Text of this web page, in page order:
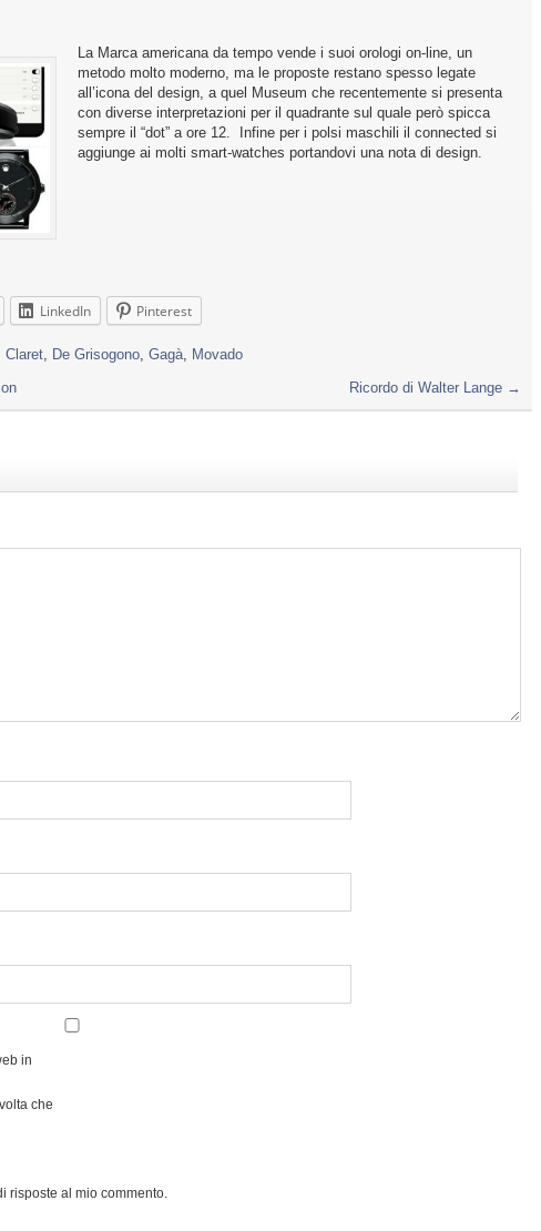
La Marca americana da tempo vende i suoi orologi on-line, un
metodo molto moderno, ma le proposte restano spesso legate
all’icona del design, a quel Museum che recentemente si presenta
con diverse interpretazioni per il quadrante sul quale però spicca
sempre il “dot” a ore 12. Infine per i polsi maschili il connected si
aggiunge ai molti smart-watches portandovi una nota di design.
LinkedIn Pinterest
Claret, De Grisogono, Gagà, Movado
Ricordo di Walter Lange →
in
che
risposte al mio commento.